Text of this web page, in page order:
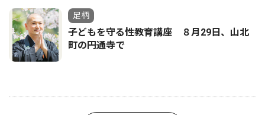
足柄
子どもを守る性教育講座 ８月29日、山北
町の円通寺で